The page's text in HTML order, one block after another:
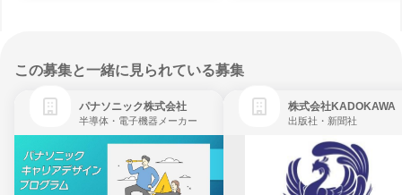
この募集と一緒に見られている募集
パナソニック株式会社
半導体・電子機器メーカー
株式会社KADOKAWA
出版社・新聞社